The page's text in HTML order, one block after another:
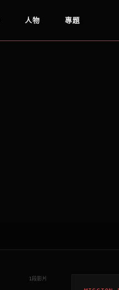
人物 專題
1段影片